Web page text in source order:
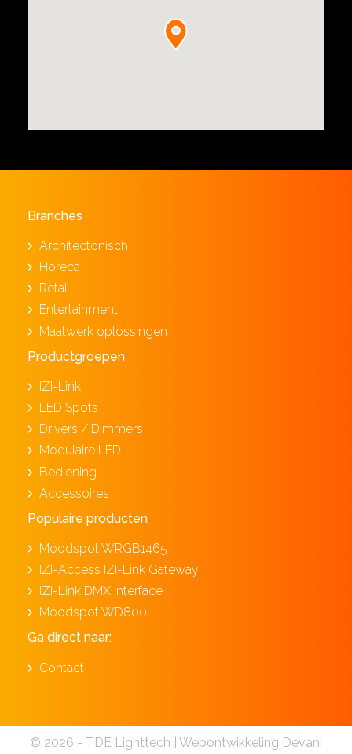
Branches
Architectonisch
Horeca
Retail
Entertainment
Maatwerk oplossingen
Productgroepen
IZI-Link
LED Spots
Drivers / Dimmers
Modulaire LED
Bediening
Accessoires
Populaire producten
Moodspot WRGB1465
IZI-Access IZI-Link Gateway
IZI-Link DMX Interface
Moodspot WD800
Ga direct naar:
Contact
© 2026 - TDE Lighttech | Webontwikkeling Devani